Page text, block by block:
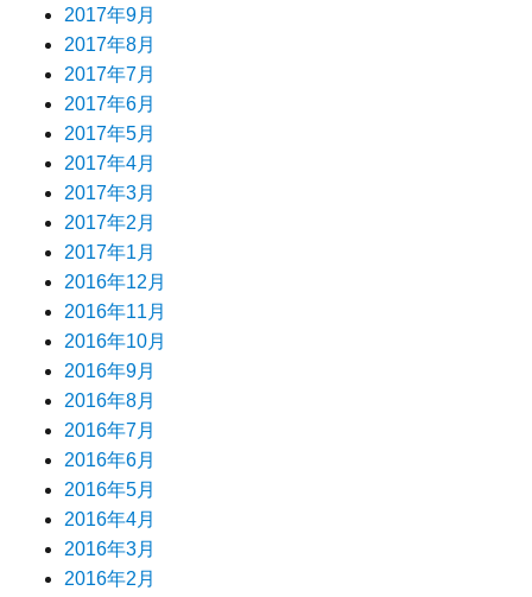
2017年9月
2017年8月
2017年7月
2017年6月
2017年5月
2017年4月
2017年3月
2017年2月
2017年1月
2016年12月
2016年11月
2016年10月
2016年9月
2016年8月
2016年7月
2016年6月
2016年5月
2016年4月
2016年3月
2016年2月